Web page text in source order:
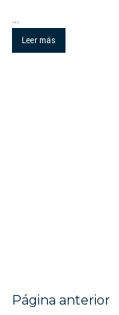
...
Leer más
Página anterior